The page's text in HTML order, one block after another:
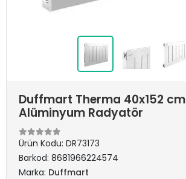
Duffmart Therma 40x152
Alüminyum Radyatör
Ürün Kodu: DR73173
Barkod: 8681966224574
Marka: Duffmart